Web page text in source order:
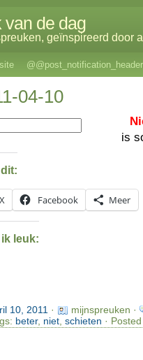
van de dag
geïnspireerd door
@@post_notification_header
04-10
is
X Facebook Meer
leuk:
10, 2011 ·
mijnspreuken ·
beter, niet, schieten ·